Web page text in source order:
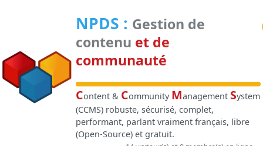
NPDS : Gestion de
contenu et de
communauté
Content & Community Management System
(CCMS) robuste, sécurisé, complet,
performant, parlant vraiment français, libre
(Open-Source) et gratuit.